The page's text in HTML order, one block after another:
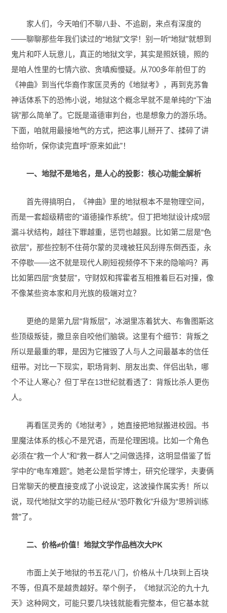
家人们，今天咱们不聊八卦、不追剧，来点有深度的
——聊聊那些年我们读过的“地狱”文学！别一听“地狱”就想到
鬼片和吓人玩意儿，真正的地狱文学，其实是照妖镜，照的
是咱人性里的七情六欲、贪嗔痴慢疑。从700多年前但丁的
《神曲》到当代华裔作家匡灵秀的《地狱考》，再到克苏鲁
神话体系下的恐怖小说，地狱这个概念早就不是单纯的“下油
锅”那么简单了。它既是道德审判台，也是想象力的游乐场。
下面，咱就用最接地气的方式，把这事儿掰开了、揉碎了讲
给你听，保你读完直呼“原来如此”！
一、地狱不是地名，是人心的投影：核心功能全解析
首先得搞明白，《神曲》里的地狱根本不是物理空间，
而是一套超级精密的“道德操作系统”。但丁把地狱设计成9层
漏斗状结构，越往下罪越重，惩罚也越狠。比如第二层是“色
欲层”，那些控制不住荷尔蒙的灵魂被狂风刮得东倒西歪，永
不停歇——这不就是现代人刷短视频停不下来的隐喻吗？再
比如第四层“贪婪层”，守财奴和挥霍者互相推着巨石对撞，像
不像某些资本家和月光族的极端对立？
更绝的是第九层“背叛层”，冰湖里冻着犹大、布鲁图斯这
些顶级叛徒，撒旦亲自咬他们脑袋。这里有个细节：背叛之
所以是最重的罪，是因为它摧毁了人与人之间最基本的信任
纽带。对比一下现实，职场背刺、朋友出卖、伴侣出轨，哪
个不让人寒心？但丁早在13世纪就看透了：背叛比杀人更伤
人。
再看匡灵秀的《地狱考》，她直接把地狱搬进校园。书
里魔法体系的核心不是咒语，而是伦理困境。比如一个角色
必须在“救一个人”和“救一群人”之间做选择，这明显借鉴了哲
学中的“电车难题”。她老公是哲学博士，研究伦理学，夫妻俩
日常聊天的梗直接变成了小说设定，这波操作属实秀！所以
说，现代地狱文学的功能已经从“恐吓教化”升级为“思辨训练
营”了。
二、价格≠价值！地狱文学作品档次大PK
市面上关于地狱的书五花八门，价格从十几块到上百块
不等，但真不是越贵越好。举个例子，《地狱沉沦的九十九
天》这种网文，可能只要几块钱就能看完整本，但它基本就